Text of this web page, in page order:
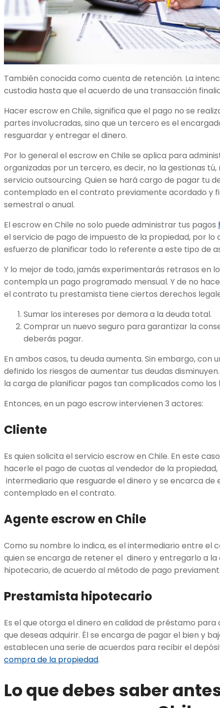
También conocida como cuenta de retención. La
custodia hasta que el acuerdo de una transacción
Hacer escrow en Chile, significa que el pago no se
partes involucradas, sino que un tercero es el
resguardar y entregar el dinero.
Por lo general el escrow en Chile se aplica para
organizadas por un tercero, es decir, no la gestionas
servicio outsourcing. Quien se hará cargo de pagar tu
contemplado en el contrato previamente acordado y
semestral o anual.
El escrow en Chile no solo puede administrar tus pagos
el servicio de pago de impuesto de la propiedad, por
esfuerzo de planificar todo lo referente a este tipo de
Y lo mejor de todo, jamás experimentarás retrasos en
contempla un pago programado mensual. Y de no
el contrato tu prestamista tiene ciertos derechos
Sumar los intereses por demora a la deuda total.
Comprar un nuevo seguro para garantizar la
deberás pagar.
En ambos casos, tu deuda aumenta. Sin embargo, con
definido los riesgos de aumentar tus deudas
la carga de planificar pagos tan complicados como los
Entonces, en un pago escrow intervienen 3 actores:
Cliente
Es quien solicita el servicio escrow en Chile. En este
hacerle el pago de cuotas al vendedor de la
intermediario que resguarde el dinero y se encarca de
contemplado en el contrato.
Agente escrow en Chile
Como su nombre lo indica, es el intermediario entre el
quien se encarga de retener el dinero y entregarlo a
hipotecario, de acuerdo al método de pago
Prestamista hipotecario
Es el que otorga el dinero en calidad de préstamo
que deseas adquirir. Él se encarga de pagar el bien y
establecen una serie de acuerdos para recibir el
compra de la propiedad.
Lo que debes saber